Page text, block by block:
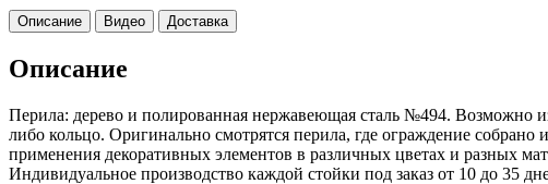
Описание Видео Доставка
Описание
Перила: дерево и полированная нержавеющая сталь №494. Возможно
либо кольцо. Оригинально смотрятся перила, где ограждение
применения декоративных элементов в различных цветах и разных
Индивидуальное производство каждой стойки под заказ от 10 до 35